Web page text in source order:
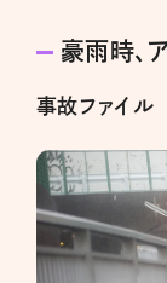
豪雨時、
事故ファイル